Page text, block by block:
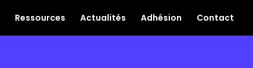
Ressources Actualités Adhésion Contact